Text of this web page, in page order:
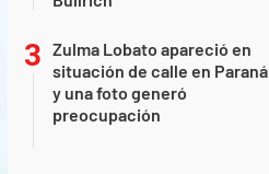
Zulma Lobato apareció en
situación de calle en Paraná
y una foto generó
preocupación